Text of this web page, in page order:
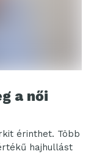
a női
érinthet. Több
hajhullást